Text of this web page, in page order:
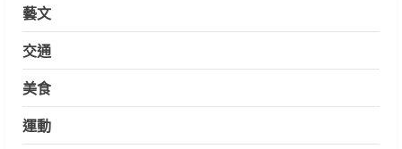
藝文
交通
美食
運動